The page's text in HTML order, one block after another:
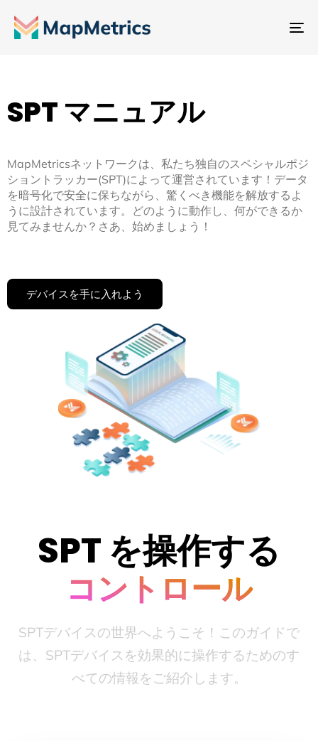
ナ
切
SPT マニュアル
MapMetricsネットワークは、私たち独自のスペシャルポジ
ショントラッカー(SPT)によって運営されています！データ
を暗号化で安全に保ちながら、驚くべき機能を解放するよ
うに設計されています。どのように動作し、何ができるか
見てみませんか？さあ、始めましょう！
デバイスを手に入れよう
SPT を操作する
コントロール
SPTデバイスの世界へようこそ！このガイドで
は、SPTデバイスを効果的に操作するためのす
べての情報をご紹介します。